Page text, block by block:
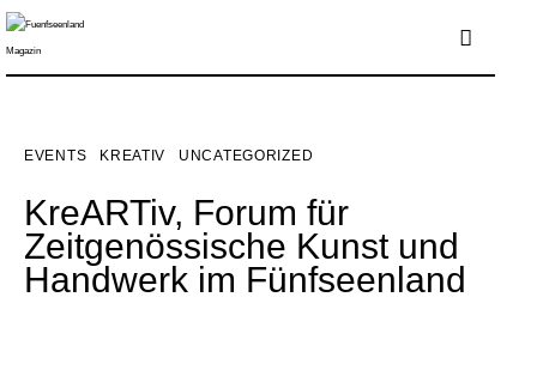
Gastro
Shops
Sport/Wellness/Health
EVENTS KREATIV UNCATEGORIZED
KreARTiv, Forum für
Zeitgenössische Kunst und
Handwerk im Fünfseenland